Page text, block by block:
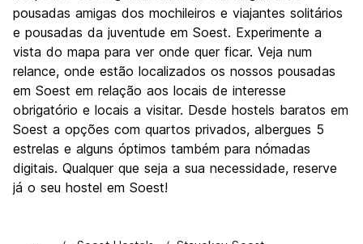
pousadas amigas dos mochileiros e viajantes solitários
e pousadas da juventude em Soest. Experimente a
vista do mapa para ver onde quer ficar. Veja num
relance, onde estão localizados os nossos pousadas
em Soest em relação aos locais de interesse
obrigatório e locais a visitar. Desde hostels baratos em
Soest a opções com quartos privados, albergues 5
estrelas e alguns óptimos também para nómadas
digitais. Qualquer que seja a sua necessidade, reserve
já o seu hostel em Soest!